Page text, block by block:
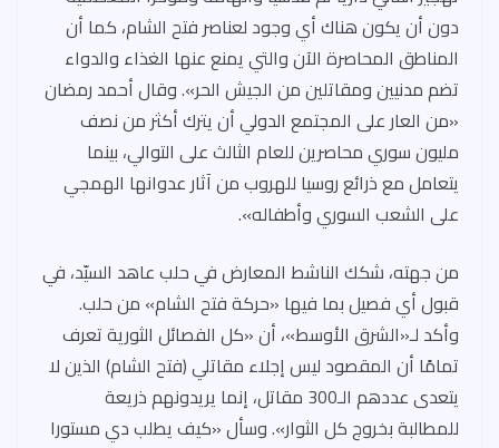
دون أن يكون هناك أي وجود لعناصر فتح الشام، كما أن
المناطق المحاصرة الآن والتي يمنع عنها الغذاء والدواء
تضم مدنيين ومقاتلين من الجيش الحر». وقال أحمد رمضان
«من العار على المجتمع الدولي أن يترك أكثر من نصف
مليون سوري محاصرين للعام الثالث على التوالي، بينما
يتعامل مع ذرائع روسيا للهروب من آثار عدوانها الهمجي
على الشعب السوري وأطفاله».
من جهته، شكك الناشط المعارض في حلب عاهد السيّد، في
قبول أي فصيل بما فيها «حركة فتح الشام» من حلب.
وأكد لـ«الشرق الأوسط»، أن «كل الفصائل الثورية تعرف
تمامًا أن المقصود ليس إجلاء مقاتلي (فتح الشام) الذين لا
يتعدى عددهم الـ300 مقاتل، إنما يريدونهم ذريعة
للمطالبة بخروج كل الثوار». وسأل «كيف يطلب دي مستورا